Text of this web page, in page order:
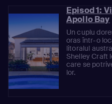
Episod 1:
Apollo Bay
Un cuplu
oras într-o
litoralul
Shelley Craft
care se
lor.